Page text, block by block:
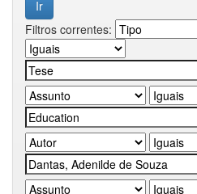
Filtros correntes: